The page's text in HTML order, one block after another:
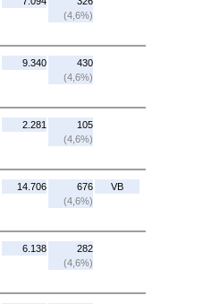
(4,6%)
9.340
430
(4,6%)
2.281
105
(4,6%)
14.706
676
(4,6%)
VB
6.138
282
(4,6%)